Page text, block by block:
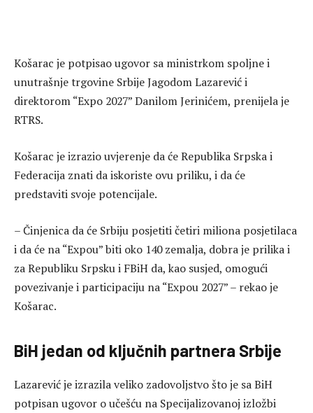
Košarac je potpisao ugovor sa ministrkom spoljne i
unutrašnje trgovine Srbije Јagodom Lazarević i
direktorom “Expo 2027” Danilom Јerinićem, prenijela je
RTRS.
Košarac je izrazio uvjerenje da će Republika Srpska i
Federacija znati da iskoriste ovu priliku, i da će
predstaviti svoje potencijale.
– Činjenica da će Srbiju posjetiti četiri miliona posjetilaca
i da će na “Expou” biti oko 140 zemalja, dobra je prilika i
za Republiku Srpsku i FBiH da, kao susjed, omogući
povezivanje i participaciju na “Expou 2027” – rekao je
Košarac.
BiH jedan od ključnih partnera Srbije
Lazarević je izrazila veliko zadovoljstvo što je sa BiH
potpisan ugovor o učešću na Specijalizovanoj izložbi